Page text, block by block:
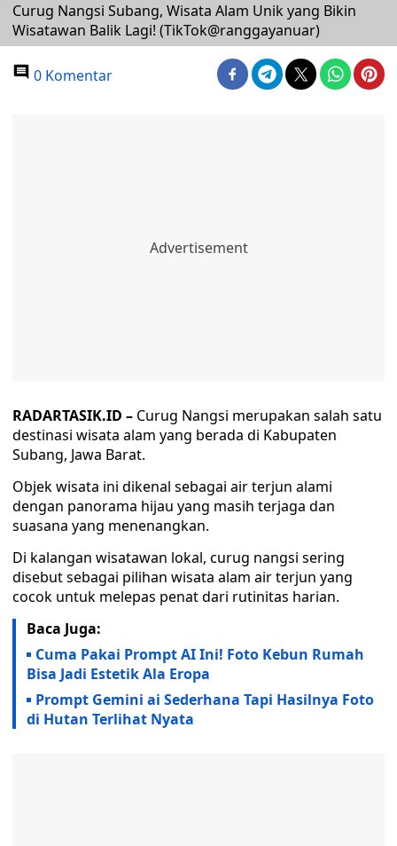
Curug Nangsi Subang, Wisata Alam Unik yang Bikin
Wisatawan Balik Lagi! (TikTok@ranggayanuar)
0 Komentar
RADARTASIK.ID – Curug Nangsi merupakan salah satu
destinasi wisata alam yang berada di Kabupaten
Subang, Jawa Barat.
Objek wisata ini dikenal sebagai air terjun alami
dengan panorama hijau yang masih terjaga dan
suasana yang menenangkan.
Di kalangan wisatawan lokal, curug nangsi sering
disebut sebagai pilihan wisata alam air terjun yang
cocok untuk melepas penat dari rutinitas harian.
Baca Juga:
Cuma Pakai Prompt AI Ini! Foto Kebun Rumah
Bisa Jadi Estetik Ala Eropa
Prompt Gemini ai Sederhana Tapi Hasilnya Foto
di Hutan Terlihat Nyata